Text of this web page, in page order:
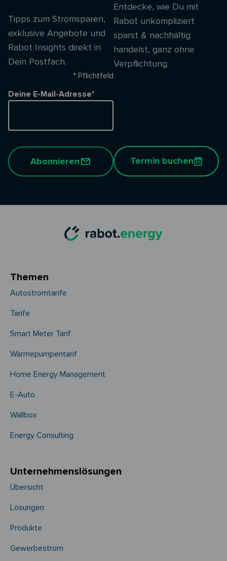
Tipps zum Stromsparen,
exklusive Angebote und
Rabot Insights direkt in
Dein Postfach.
* Pflichtfeld
Deine E-Mail-Adresse*
Abonnieren
Entdecke, wie Du mit
Rabot unkompliziert
sparst & nachhaltig
handelst, ganz ohne
Verpflichtung.
Termin buchen
Themen
Autostromtarife
Tarife
Smart Meter Tarif
Wärmepumpentarif
Home Energy Management
E-Auto
Wallbox
Energy Consulting
Unternehmens­­lösungen
Übersicht
Lösungen
Produkte
Gewerbestrom